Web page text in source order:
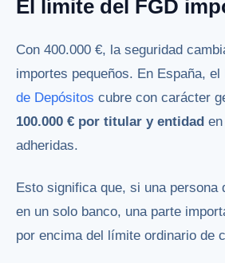
El límite del FGD
Con 400.000 €, la seguridad
importes pequeños. En España, el
de Depósitos cubre con carácter
100.000 € por titular y entidad
adheridas.
Esto significa que, si una persona
en un solo banco, una parte
por encima del límite ordinario de